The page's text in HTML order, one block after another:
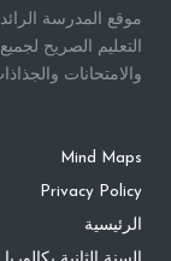
موقع المدرسة
التعليم الصريح
والامتحانات
Mind Maps
Privacy Policy
الرئيسية